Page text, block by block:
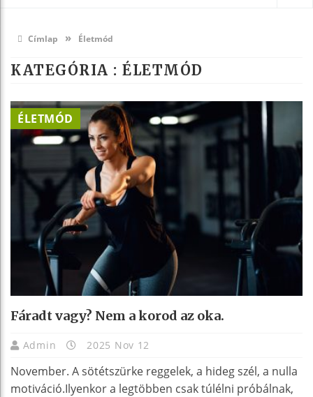
Címlap » Életmód
KATEGÓRIA : ÉLETMÓD
ÉLETMÓD
Fáradt vagy? Nem a korod az oka.
Admin 2025 Nov 12
November. A sötétszürke reggelek, a hideg szél, a nulla
motiváció.Ilyenkor a legtöbben csak túlélni próbálnak,